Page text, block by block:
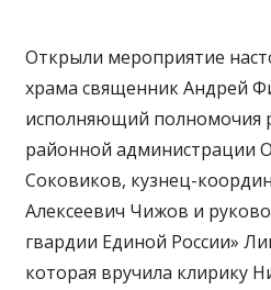
Открыли мероприятие
храма священник Андрей
исполняющий полномочия
районной администрации
Соковиков, кузнец-
Алексеевич Чижов и
гвардии Единой России»
которая вручила клирику